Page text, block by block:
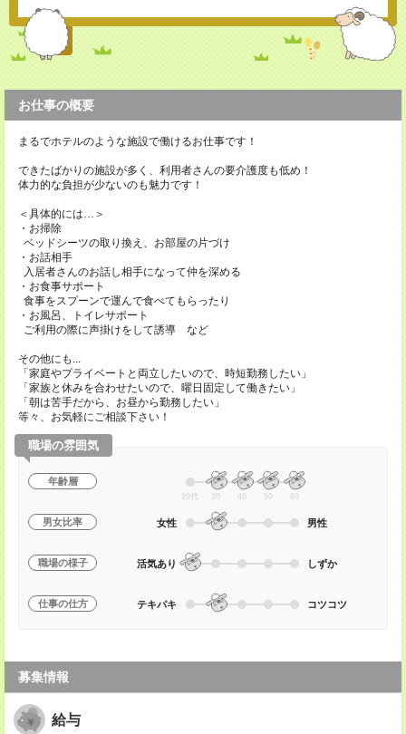
お仕事の概要
まるでホテルのような施設で働けるお仕事です！
できたばかりの施設が多く、利用者さんの要介護度も低め！
体力的な負担が少ないのも魅力です！
＜具体的には…＞
・お掃除
ベッドシーツの取り換え、お部屋の片づけ
・お話相手
入居者さんのお話し相手になって仲を深める
・お食事サポート
食事をスプーンで運んで食べてもらったり
・お風呂、トイレサポート
ご利用の際に声掛けをして誘導 など
その他にも...
「家庭やプライベートと両立したいので、時短勤務したい」
「家族と休みを合わせたいので、曜日固定して働きたい」
「朝は苦手だから、お昼から勤務したい」
等々、お気軽にご相談下さい！
職場の雰囲気
年齢層
20代 30 40 50 60
男女比率 女性 男性
職場の様子 活気あり しずか
仕事の仕方 テキパキ コツコツ
募集情報
給与